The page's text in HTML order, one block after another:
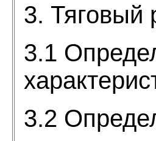
3. Тяговый
3.1
3.2